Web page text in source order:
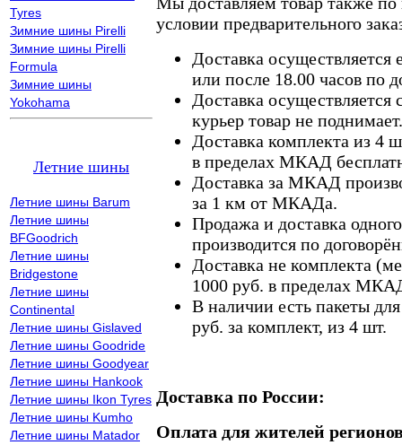
Tyres
Зимние шины Pirelli
Зимние шины Pirelli
Formula
Зимние шины
Yokohama
Летние шины
Летние шины Barum
Летние шины
BFGoodrich
Летние шины
Bridgestone
Летние шины
Continental
Летние шины Gislaved
Летние шины Goodride
Летние шины Goodyear
Летние шины Hankook
Летние шины Ikon Tyres
Летние шины Kumho
Летние шины Matador
условии предварительного
Доставка осуществляется
или после 18.00 часов по
Доставка осуществляется
курьер товар не поднимает.
Доставка комплекта из 4
в пределах МКАД
Доставка за МКАД
за 1 км от МКАДа.
Продажа и доставка
производится по
Доставка не комплекта
1000 руб. в пределах
В наличии есть пакеты
руб. за комплект, из 4 шт.
Доставка по России:
Оплата для жителей